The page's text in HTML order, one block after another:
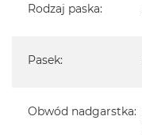
Rodzaj paska:
Pasek:
Obwód nadgarstka: